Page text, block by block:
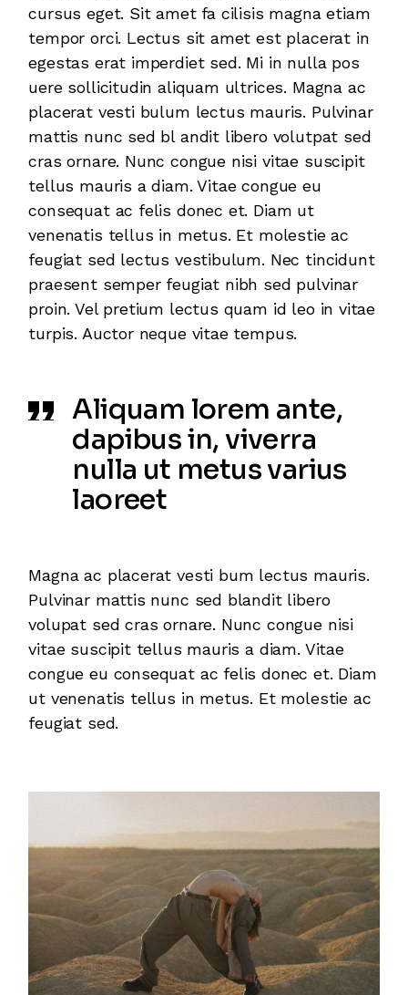
cursus eget. Sit amet fa cilisis magna etiam
tempor orci. Lectus sit amet est placerat in
egestas erat imperdiet sed. Mi in nulla pos
uere sollicitudin aliquam ultrices. Magna ac
placerat vesti bulum lectus mauris. Pulvinar
mattis nunc sed bl andit libero volutpat sed
cras ornare. Nunc congue nisi vitae suscipit
tellus mauris a diam. Vitae congue eu
consequat ac felis donec et. Diam ut
venenatis tellus in metus. Et molestie ac
feugiat sed lectus vestibulum. Nec tincidunt
praesent semper feugiat nibh sed pulvinar
proin. Vel pretium lectus quam id leo in vitae
turpis. Auctor neque vitae tempus.
Aliquam lorem ante,
dapibus in, viverra
nulla ut metus varius
laoreet
Magna ac placerat vesti bum lectus mauris.
Pulvinar mattis nunc sed blandit libero
volupat sed cras ornare. Nunc congue nisi
vitae suscipit tellus mauris a diam. Vitae
congue eu consequat ac felis donec et. Diam
ut venenatis tellus in metus. Et molestie ac
feugiat sed.